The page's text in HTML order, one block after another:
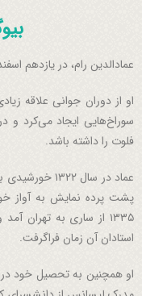
عمادالدین رام، در یازدهم اسفند ۱۳۰۹ در ایران، در شهر ساری به دنیا
او از دوران جوانی علاقه
سوراخ‌هایی ایجاد می‌کرد و
فلوت را داشته باشد.
عماد در سال
پشت پرده نمایش به آواز
۱۳۳۵ از ساری به تهران
استادان آن زمان فراگرفت.
او همچنین به تحصیل خود در